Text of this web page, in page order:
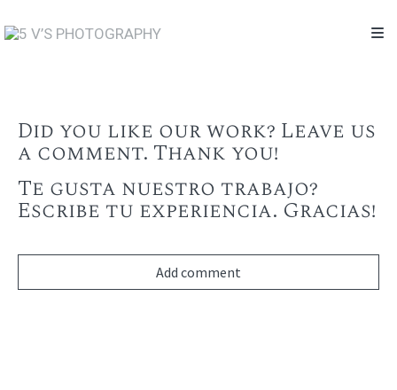
Did you like our work? Leave us
a comment. Thank you!
Te gusta nuestro trabajo?
Escribe tu experiencia. Gracias!
Add comment